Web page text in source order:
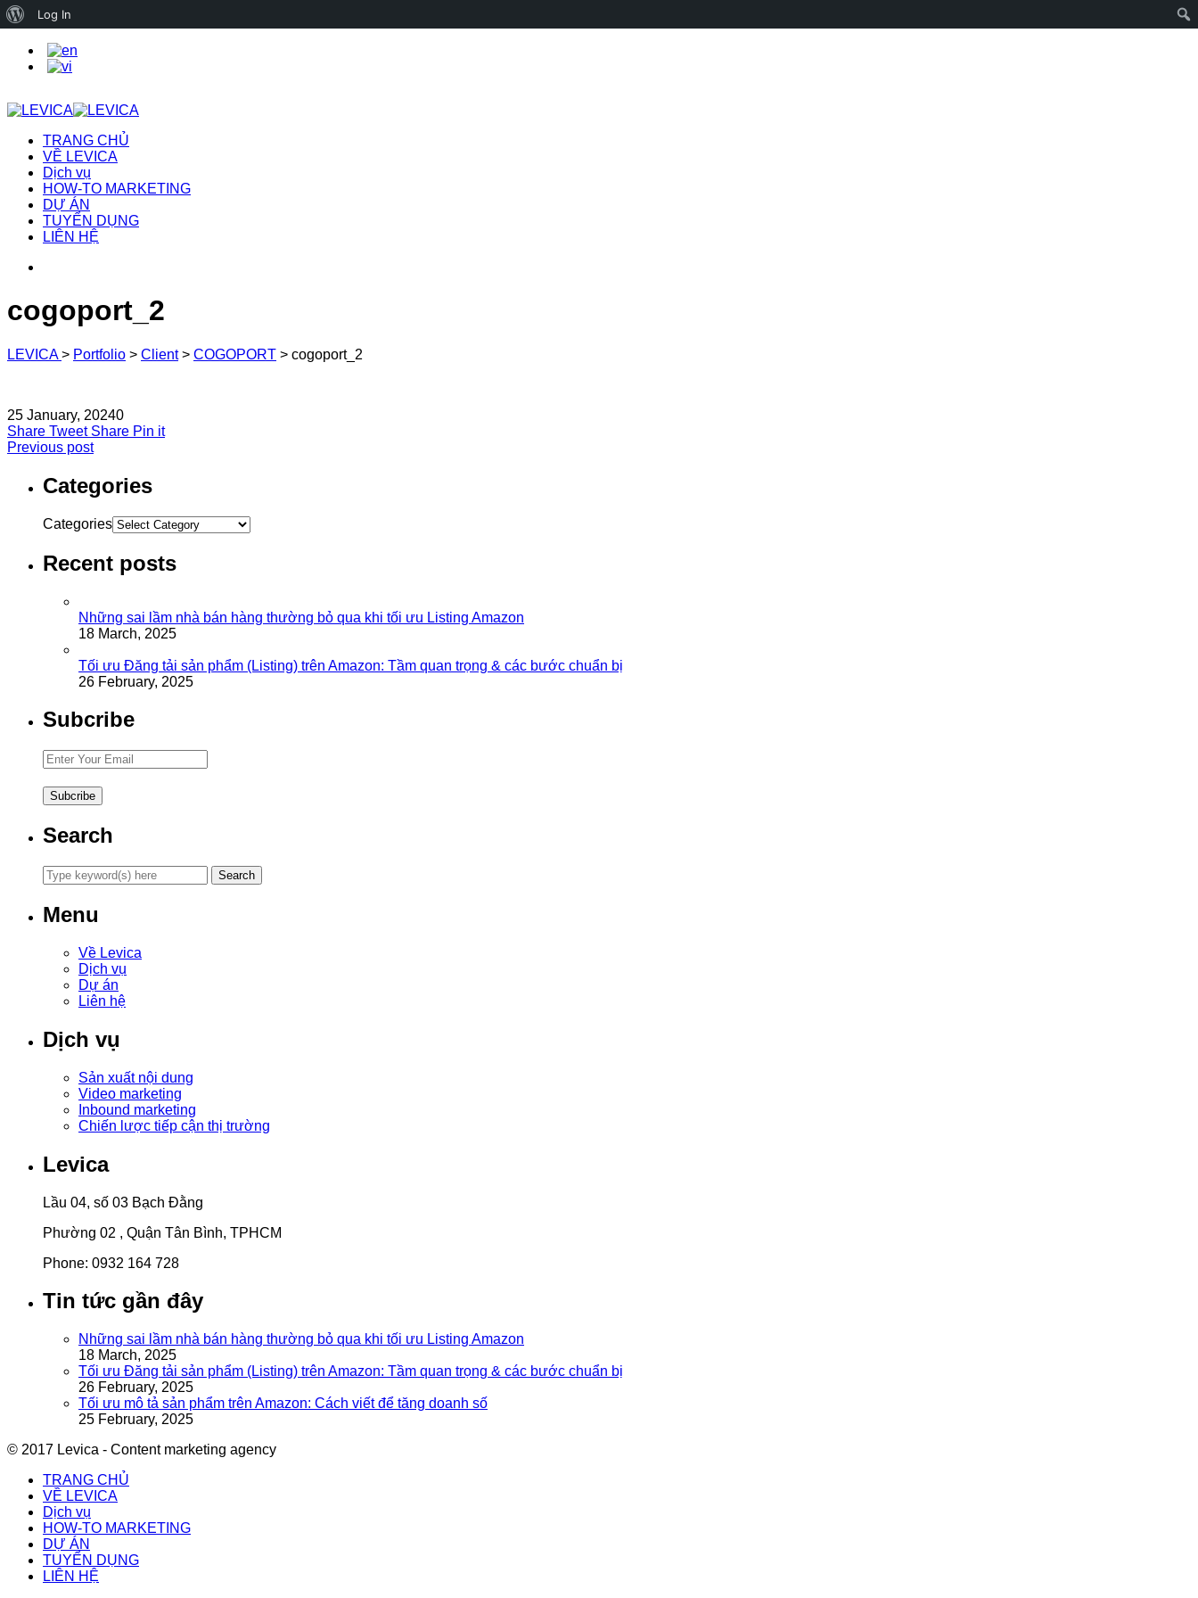
TRANG CHỦ
VỀ LEVICA
Dịch vụ
HOW-TO MARKETING
DỰ ÁN
TUYỂN DỤNG
LIÊN HỆ
cogoport_2
LEVICA> Portfolio > Client> COGOPORT > cogoport_2
25 January, 20240
Share Tweet Share Pin it
Previous post
Categories
Categories
Recent posts
Những sai lầm nhà bán hàng thường bỏ qua khi tối ưu Listing Amazon
18 March, 2025
Tối ưu Đăng tải sản phẩm (Listing) trên Amazon: Tầm quan trọng & các bước chuẩn bị
26 February, 2025
Subcribe
Search
Menu
Về Levica
Dịch vụ
Dự án
Liên hệ
Dịch vụ
Sản xuất nội dung
Video marketing
Inbound marketing
Chiến lược tiếp cận thị trường
Levica
Lầu 04, số 03 Bạch Đằng
Phường 02 , Quận Tân Bình, TPHCM
Phone: 0932 164 728
Tin tức gần đây
Những sai lầm nhà bán hàng thường bỏ qua khi tối ưu Listing Amazon
18 March, 2025
Tối ưu Đăng tải sản phẩm (Listing) trên Amazon: Tầm quan trọng & các bước chuẩn bị
26 February, 2025
Tối ưu mô tả sản phẩm trên Amazon: Cách viết để tăng doanh số
25 February, 2025
© 2017 Levica - Content marketing agency
TRANG CHỦ
VỀ LEVICA
Dịch vụ
HOW-TO MARKETING
DỰ ÁN
TUYỂN DỤNG
LIÊN HỆ
About
WordPress
Log In